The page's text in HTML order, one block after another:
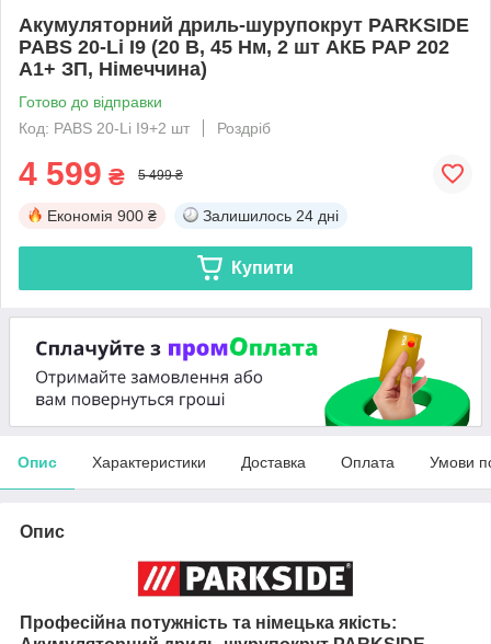
Акумуляторний дриль-шурупокрут PARKSIDE
PABS 20-Li I9 (20 В, 45 Нм, 2 шт АКБ PAP 202
A1+ ЗП, Німеччина)
Готово до відправки
Код: PABS 20-Li I9+2 шт
Роздріб
4 599 ₴ 5 499 ₴
Економія 900 ₴ Залишилось 24 дні
Купити
Опис Характеристики Доставка Оплата Умови
Опис
Професійна потужність та німецька якість: